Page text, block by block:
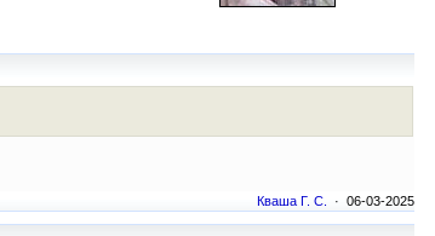
Кваша Г. С. · 06-03-2025